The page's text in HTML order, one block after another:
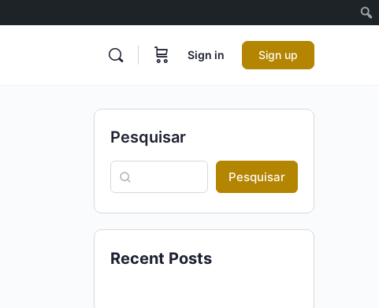
Sign in Sign up
Pesquisar
Pesquisar
Recent Posts